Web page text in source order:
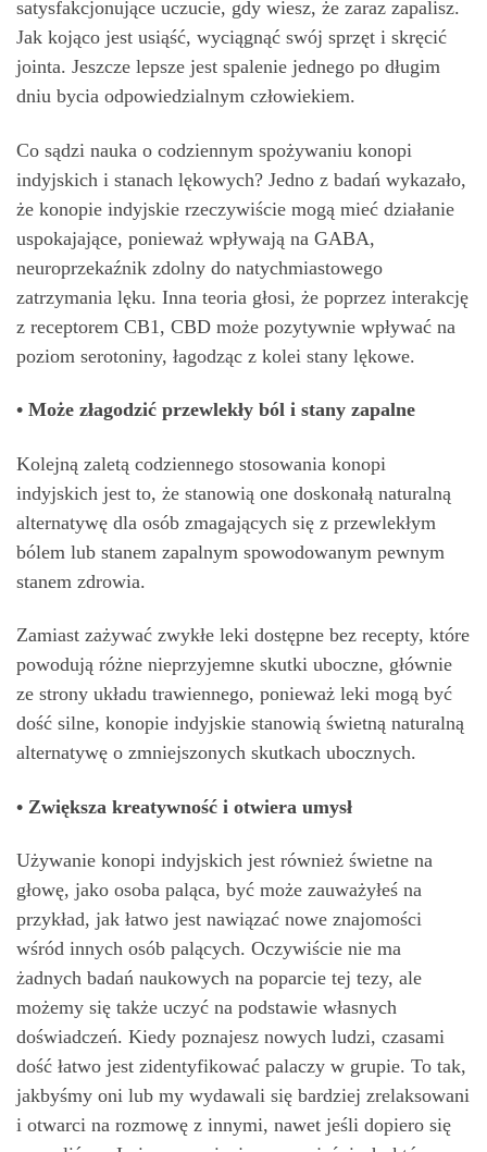
satysfakcjonujące uczucie, gdy wiesz, że zaraz zapalisz.
Jak kojąco jest usiąść, wyciągnąć swój sprzęt i skręcić
jointa. Jeszcze lepsze jest spalenie jednego po długim
dniu bycia odpowiedzialnym człowiekiem.
Co sądzi nauka o codziennym spożywaniu konopi
indyjskich i stanach lękowych? Jedno z badań wykazało,
że konopie indyjskie rzeczywiście mogą mieć działanie
uspokajające, ponieważ wpływają na GABA,
neuroprzekaźnik zdolny do natychmiastowego
zatrzymania lęku. Inna teoria głosi, że poprzez interakcję
z receptorem CB1, CBD może pozytywnie wpływać na
poziom serotoniny, łagodząc z kolei stany lękowe.
• Może złagodzić przewlekły ból i stany zapalne
Kolejną zaletą codziennego stosowania konopi
indyjskich jest to, że stanowią one doskonałą naturalną
alternatywę dla osób zmagających się z przewlekłym
bólem lub stanem zapalnym spowodowanym pewnym
stanem zdrowia.
Zamiast zażywać zwykłe leki dostępne bez recepty, które
powodują różne nieprzyjemne skutki uboczne, głównie
ze strony układu trawiennego, ponieważ leki mogą być
dość silne, konopie indyjskie stanowią świetną naturalną
alternatywę o zmniejszonych skutkach ubocznych.
• Zwiększa kreatywność i otwiera umysł
Używanie konopi indyjskich jest również świetne na
głowę, jako osoba paląca, być może zauważyłeś na
przykład, jak łatwo jest nawiązać nowe znajomości
wśród innych osób palących. Oczywiście nie ma
żadnych badań naukowych na poparcie tej tezy, ale
możemy się także uczyć na podstawie własnych
doświadczeń. Kiedy poznajesz nowych ludzi, czasami
dość łatwo jest zidentyfikować palaczy w grupie. To tak,
jakbyśmy oni lub my wydawali się bardziej zrelaksowani
i otwarci na rozmowę z innymi, nawet jeśli dopiero się